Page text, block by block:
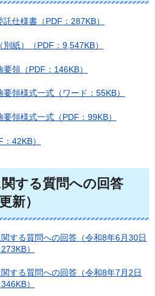
託仕様書（PDF：287KB）
紙）（PDF：9,547KB）
領（PDF：146KB）
領様式一式（ワード：55KB）
領様式一式（PDF：99KB）
42KB）
する質問への回答
新）
する質問への回答（令和8年6月30日
）
する質問への回答（令和8年7月2日
）